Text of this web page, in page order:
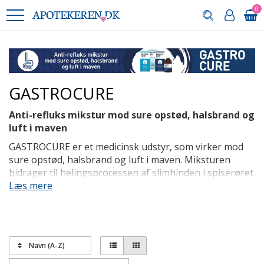
0
GASTROCURE
Anti-refluks mikstur mod sure opstød, halsbrand og
luft i maven
GASTROCURE er et medicinsk udstyr, som virker mod
sure opstød, halsbrand og luft i maven. Miksturen
bidrager til helingsprocessen af slimhinden i spiserøret
og i svælget, der kan blive irriteret, hvis man ofte har
mindsker tilbageløb af maveindholdet op i spiserøret.
Et andet indholdsstof er simethicon, der reducerer
Læs mere
Navn (A-Z)